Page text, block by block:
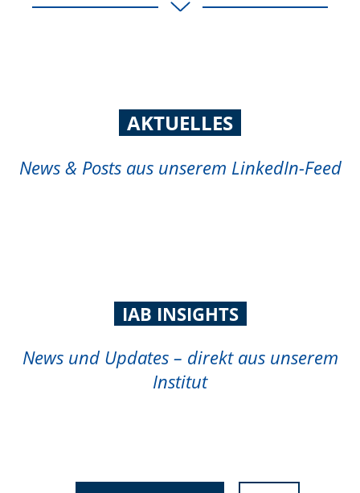
AKTUELLES
News & Posts aus unserem LinkedIn-Feed
IAB INSIGHTS
News und Updates – direkt aus unserem
Institut